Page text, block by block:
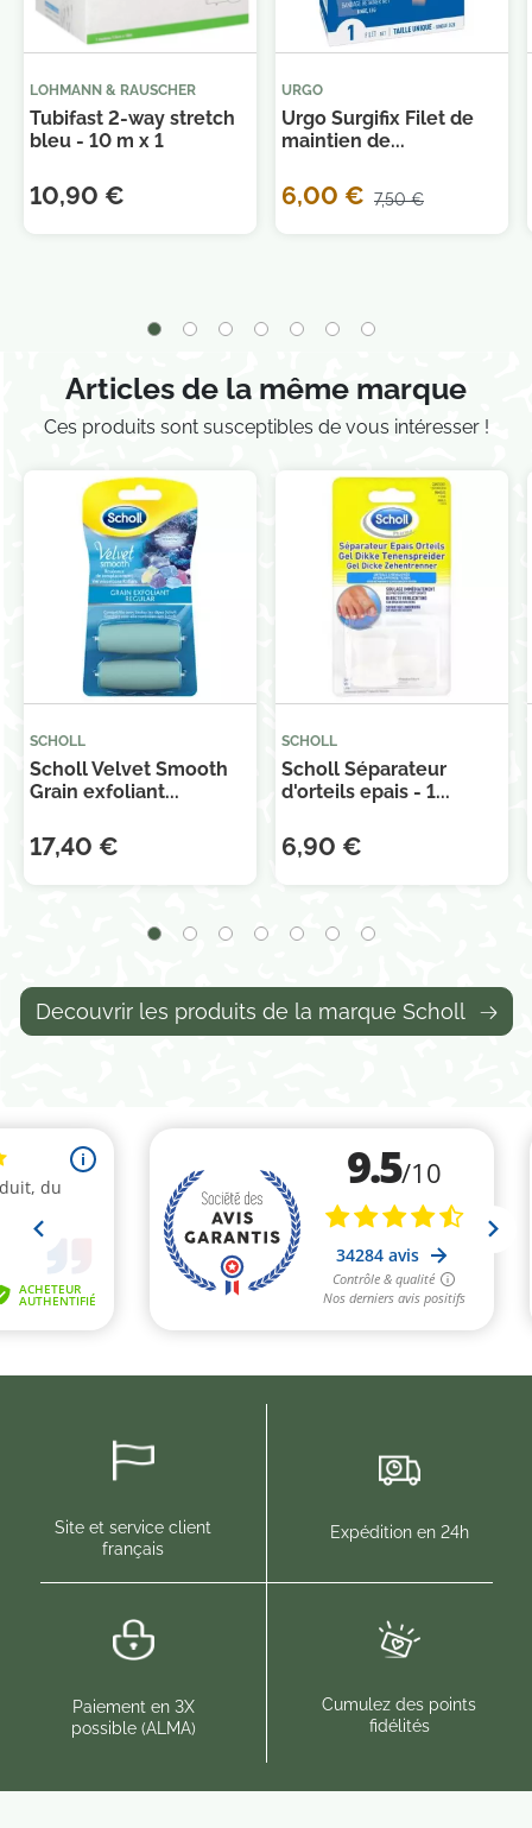
LOHMANN & RAUSCHER
Tubifast 2-way stretch
bleu - 10 m x 1
10,90 €
URGO
Urgo Surgifix Filet de
maintien de...
6,00 € 7,50 €
Articles de la même marque
Ces produits sont susceptibles de vous intéresser !
SCHOLL
Scholl Velvet Smooth
Grain exfoliant...
17,40 €
SCHOLL
Scholl Séparateur
d'orteils epais - 1...
6,90 €
Decouvrir les produits de la marque Scholl
Site et service client
français
Expédition en 24h
Paiement en 3X
possible (ALMA)
Cumulez des points
fidélités
promotionnelles. Consultez notre politique de